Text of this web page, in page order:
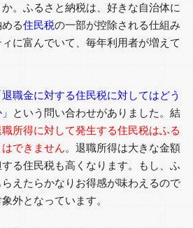
。ふるさと納税は、好きな自治体に
る住民税の一部が控除される仕組み
に富んでいて、毎年利用者が増えて
退職金に対する住民税に対してはどう
という問い合わせがありました。結
職所得に対して発生する住民税はふる
できません。退職所得は大きな金額
る住民税も高くなります。もし、ふ
えたらかなりお得感が味わえるので
外となっています。